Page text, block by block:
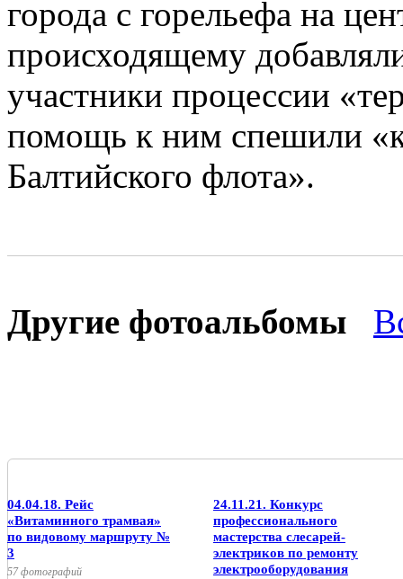
города с горельефа на
происходящему
участники процессии
помощь к ним спешили
Балтийского флота».
Другие фотоальбомы
04.04.18. Рейс
«Витаминного трамвая»
по видовому маршруту №
3
57 фотографий
24.11.21. Конкурс
профессионального
мастерства слесарей-
электриков по ремонту
электрооборудования